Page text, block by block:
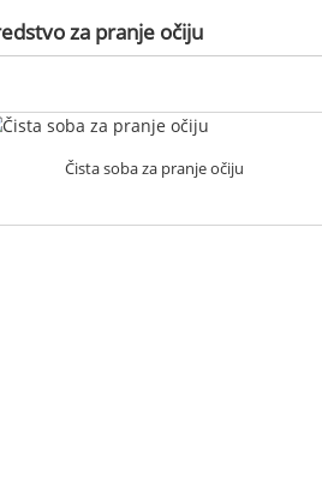
za pranje očiju
Čista soba za pranje očiju